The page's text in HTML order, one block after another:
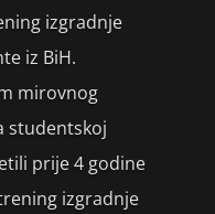
izgradnje
iz BiH.
mirovnog
studentskoj
prije 4 godine
izgradnje